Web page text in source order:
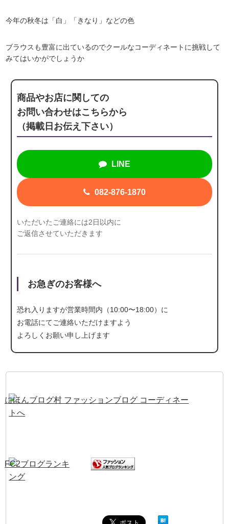
今年の秋冬は「白」「きなり」などの色
ブラウスも豊富に出ているのでクールなコーディネートに挑戦して
みてはいかがでしょうか
商品やお店に関しての
お問い合わせはこちらから
（掲載日お伝え下さい）
LINE
082-876-1870
いただいたご連絡には2日以内に
ご返信させていただきます
お急ぎのお客様へ
恐れ入りますが営業時間内（10:00〜18:00）に
お電話にてご連絡いただけますよう
よろしくお願い申し上げます